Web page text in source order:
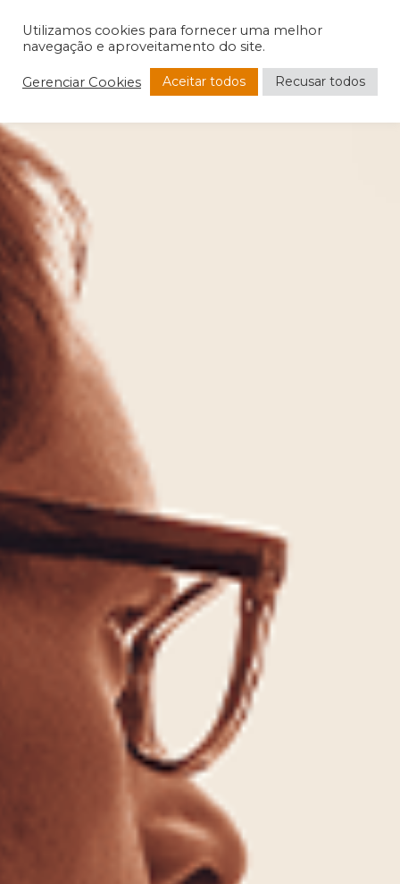
Utilizamos cookies para fornecer uma melhor
navegação e aproveitamento do site.
Gerenciar Cookies Aceitar todos Recusar todos